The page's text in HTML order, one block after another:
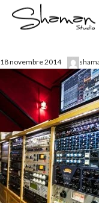
18 novembre 2014